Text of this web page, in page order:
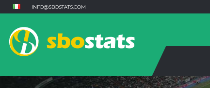
INFO@SBOSTATS.COM